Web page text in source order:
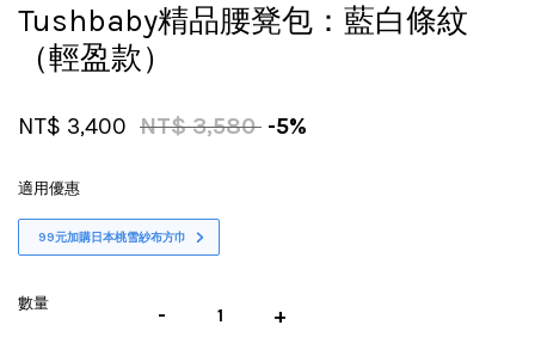
Tushbaby精品腰凳包：藍白條紋
（輕盈款）
NT$ 3,400 NT$ 3,580 -5%
適用優惠
99元加購日本桃雪紗布方巾
數量 - +